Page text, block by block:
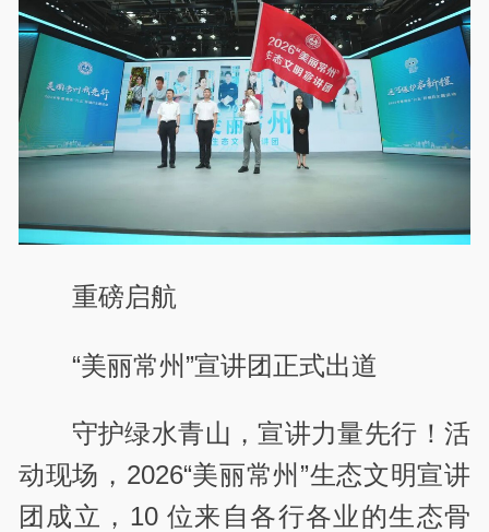
重磅启航
“美丽常州”宣讲团正式出道
守护绿水青山，宣讲力量先行！活
动现场，2026“美丽常州”生态文明宣讲
团成立，10 位来自各行各业的生态骨